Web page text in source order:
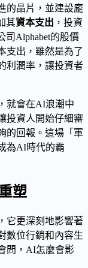
的晶片，並建設龐
其資本支出 ，投資
司Alphabet的股價
支出，雖然是為了
利潤率，讓投資者
就會在AI浪潮中
投資人開始仔細審
的回報。這場「軍
為AI時代的霸
塑
它更深刻地影響著
數位行銷和內容生
問，AI怎麼會影